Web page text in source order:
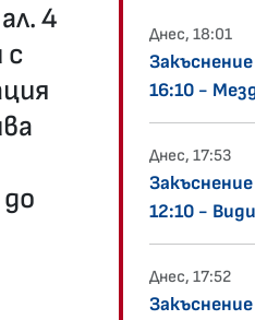
4
с
Днес, 18:01
16:10 -
Днес, 17:53
12:10 -
Днес, 17:52